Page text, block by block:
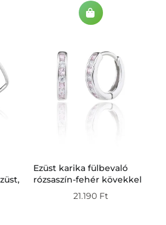
Ezüst karika fülbevaló
rózsaszín-fehér kövekkel
21.190 Ft